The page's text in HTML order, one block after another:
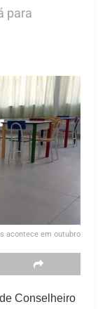
para
acontece em outubro
Conselheiro